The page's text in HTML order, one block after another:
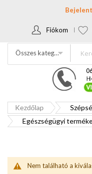
Fiókom
Összes kategória
Kezdőlap
Egészségügyi
Nem található a